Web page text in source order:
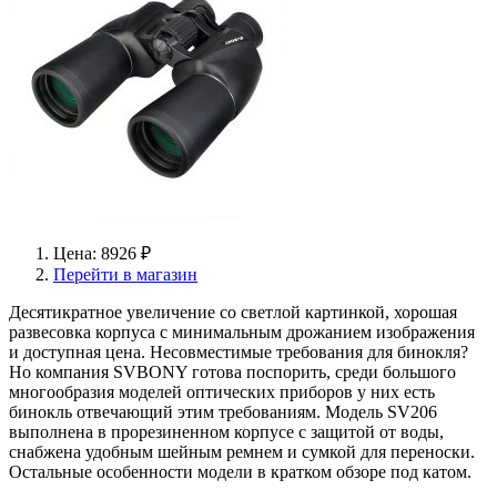
Цена: 8926 ₽
Перейти в магазин
Десятикратное увеличение со светлой картинкой, хорошая
развесовка корпуса с минимальным дрожанием изображения
и доступная цена. Несовместимые требования для бинокля?
Но компания SVBONY готова поспорить, среди большого
многообразия моделей оптических приборов у них есть
бинокль отвечающий этим требованиям. Модель SV206
выполнена в прорезиненном корпусе с защитой от воды,
снабжена удобным шейным ремнем и сумкой для переноски.
Остальные особенности модели в кратком обзоре под катом.